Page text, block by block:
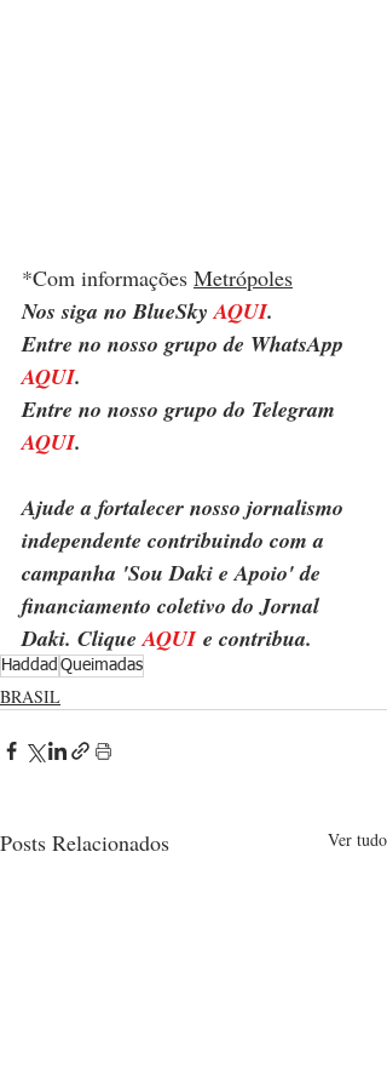
*Com informações Metrópoles
Nos siga no BlueSky AQUI.
Entre no nosso grupo de WhatsApp
AQUI.
Entre no nosso grupo do Telegram
AQUI.
Ajude a fortalecer nosso jornalismo
independente contribuindo com a
campanha 'Sou Daki e Apoio' de
financiamento coletivo do Jornal
Daki. Clique AQUI e contribua.
Haddad Queimadas
BRASIL
Posts Relacionados Ver tudo